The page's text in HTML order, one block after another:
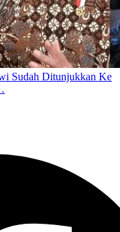
Sudah Ditunjukkan Ke